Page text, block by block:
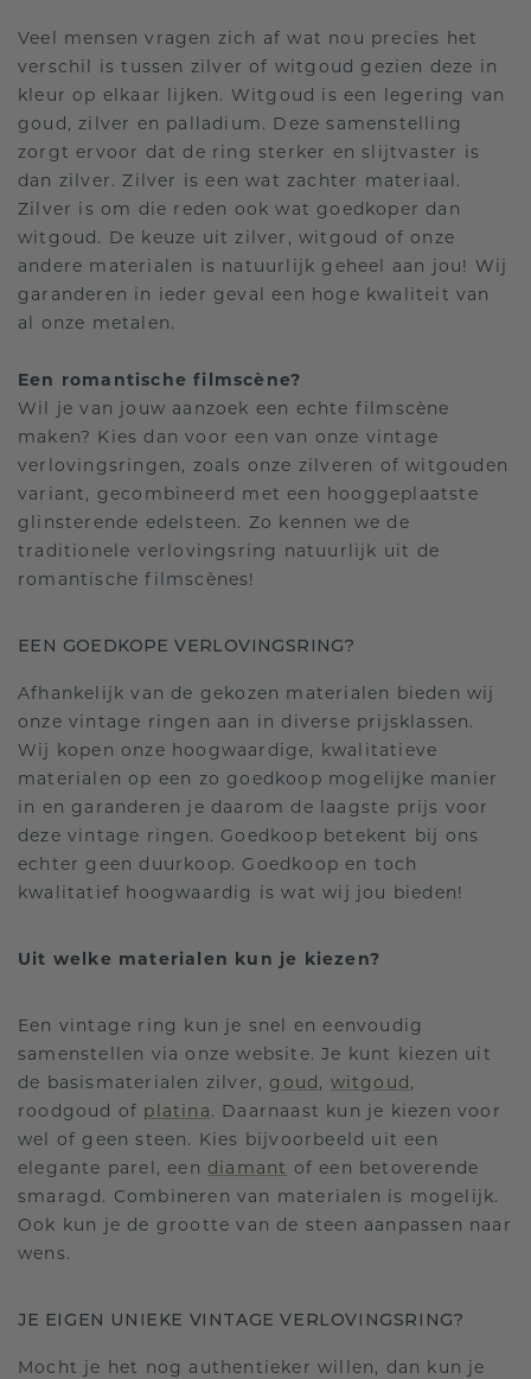
Veel mensen vragen zich af wat nou precies het
verschil is tussen zilver of witgoud gezien deze in
kleur op elkaar lijken. Witgoud is een legering van
goud, zilver en palladium. Deze samenstelling
zorgt ervoor dat de ring sterker en slijtvaster is
dan zilver. Zilver is een wat zachter materiaal.
Zilver is om die reden ook wat goedkoper dan
witgoud. De keuze uit zilver, witgoud of onze
andere materialen is natuurlijk geheel aan jou! Wij
garanderen in ieder geval een hoge kwaliteit van
al onze metalen.
Een romantische filmscène?
Wil je van jouw aanzoek een echte filmscène
maken? Kies dan voor een van onze vintage
verlovingsringen, zoals onze zilveren of witgouden
variant, gecombineerd met een hooggeplaatste
glinsterende edelsteen. Zo kennen we de
traditionele verlovingsring natuurlijk uit de
romantische filmscènes!
EEN GOEDKOPE VERLOVINGSRING?
Afhankelijk van de gekozen materialen bieden wij
onze vintage ringen aan in diverse prijsklassen.
Wij kopen onze hoogwaardige, kwalitatieve
materialen op een zo goedkoop mogelijke manier
in en garanderen je daarom de laagste prijs voor
deze vintage ringen. Goedkoop betekent bij ons
echter geen duurkoop. Goedkoop en toch
kwalitatief hoogwaardig is wat wij jou bieden!
Uit welke materialen kun je kiezen?
Een vintage ring kun je snel en eenvoudig
samenstellen via onze website. Je kunt kiezen uit
de basismaterialen zilver,goud, witgoud,
roodgoud of platina. Daarnaast kun je kiezen voor
wel of geen steen. Kies bijvoorbeeld uit een
elegante parel, een diamant of een betoverende
smaragd. Combineren van materialen is mogelijk.
Ook kun je de grootte van de steen aanpassen naar
wens.
JE EIGEN UNIEKE VINTAGE VERLOVINGSRING?
Mocht je het nog authentieker willen, dan kun je